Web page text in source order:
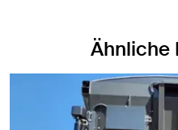
Ähnliche